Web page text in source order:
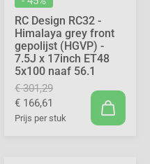
RC Design RC32 -
Himalaya grey front
gepolijst (HGVP) -
7.5J x 17inch ET48
5x100 naaf 56.1
€ 301,29
€ 166,61
Prijs per stuk